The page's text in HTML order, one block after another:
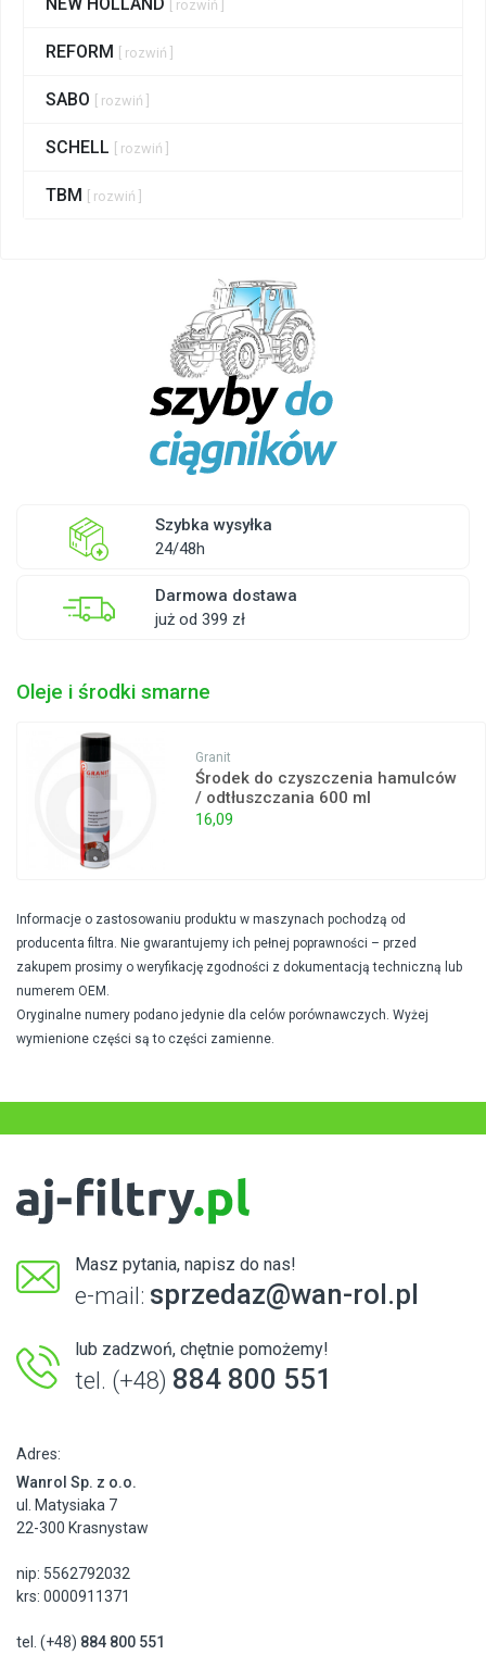
[ rozwiń ]
REFORM [ rozwiń ]
SABO [ rozwiń ]
SCHELL [ rozwiń ]
TBM [ rozwiń ]
Szybka wysyłka
24/48h
Darmowa dostawa
już od 399 zł
Oleje i środki smarne
Granit
Środek do czyszczenia hamulców
/ odtłuszczania 600 ml
16,09
Informacje o zastosowaniu produktu w maszynach pochodzą od
producenta filtra. Nie gwarantujemy ich pełnej poprawności – przed
zakupem prosimy o weryfikację zgodności z dokumentacją techniczną lub
numerem OEM.
Oryginalne numery podano jedynie dla celów porównawczych. Wyżej
wymienione części są to części zamienne.
Masz pytania, napisz do nas!
e-mail: sprzedaz@wan-rol.pl
lub zadzwoń, chętnie pomożemy!
tel. (+48) 884 800 551
Adres:
Wanrol Sp. z o.o.
ul. Matysiaka 7
22-300 Krasnystaw
nip: 5562792032
krs: 0000911371
tel. (+48) 884 800 551